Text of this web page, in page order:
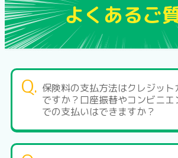
よくあるご
Q. 保険料の支払方法はクレジット
ですか？口座振替やコンビニエ
での支払いはできますか？